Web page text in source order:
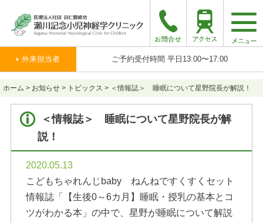
外来担当者 ご予約受付時間 平日13:00〜17:00
ホーム > お知らせ > トピックス > ＜情報誌＞ 睡眠について星野院長が解説！
＜情報誌＞ 睡眠について星野院長が解
説！
2020.05.13
こどもちゃれんじbaby ねんねですくすくセット
情報誌「【生後0～6カ月】睡眠・授乳の基本とコ
ツがわかる本」の中で、星野が睡眠について解説